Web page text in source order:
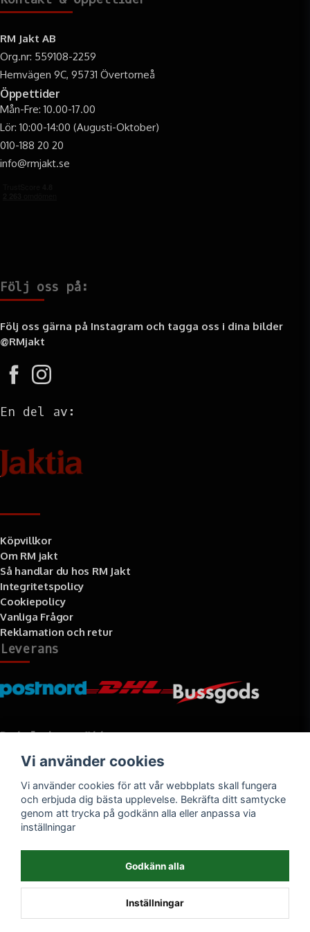
RM Jakt AB
Org.nr: 559108-2259
Hemvägen 9C, 95731 Övertorneå
Öppettider
Mån-Fre: 10.00-17.00
Lör: 10:00-14:00 (Augusti-Oktober)
010-188 20 20
info@rmjakt.se
Följ oss på:
Följ oss gärna på Instagram och tagga oss i dina bilder
@RMjakt
En del av:
Köpvillkor
Om RM jakt
Så handlar du hos RM Jakt
Integritetspolicy
Cookiepolicy
Vanliga Frågor
Reklamation och retur
Leverans
Betalningssätt
Vi använder cookies
Vi använder cookies för att vår webbplats skall fungera
och erbjuda dig bästa upplevelse. Bekräfta ditt samtycke
genom att trycka på godkänn alla eller anpassa via
inställningar
Godkänn alla
Inställningar